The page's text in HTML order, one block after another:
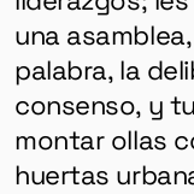
una
palabra, la
consenso, y
montar ollas
huertas